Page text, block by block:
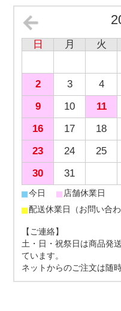
日 月 火
2
3 4
9
10 11
16
17 18
23
24 25
30
31
■今日 ■ 店舗休業日
■配送休業日（お問い合わ
【ご連絡】
土・日・祝祭日は商品発
ています。
ネットからのご注文は随